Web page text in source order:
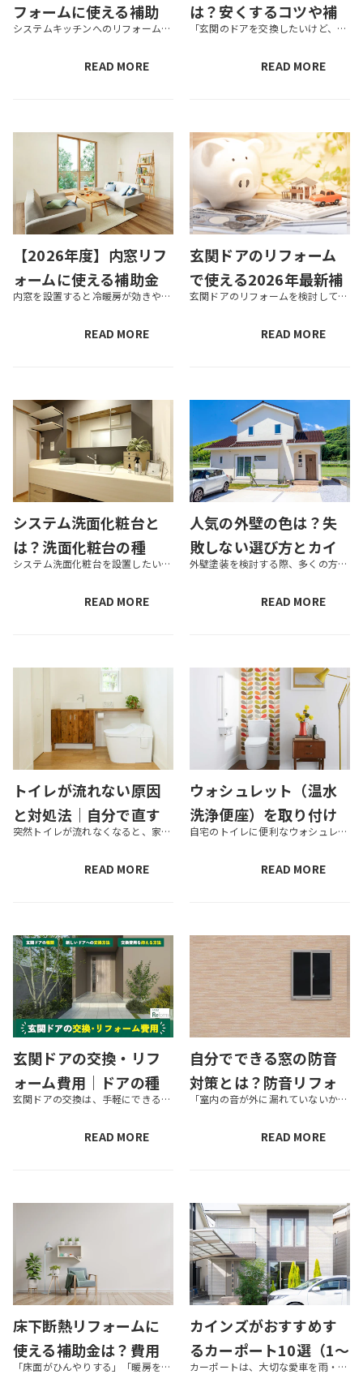
フォームに使える補助
金は？要件や注意点をシステムキッチンへのリフォームを検討しているけれど、費用面が気になるという方も多いでしょう。そこで便利なのが、国や自治体の補助金制度です。 この記事では、システムキッチンのリフォームに使える補助金の対象や要件、補助金を利...
READ MORE
は？安くするコツや補
助金制度を解説
「玄関のドアを交換したいけど、いくらかかるの？」 この記事にたどりついたあなたは、このような疑問を抱えていいませんか？ 「玄関のドア」と一口に言ってもさまざまな種類があり、費用はドアタイプやサイズによって異なります。また...
READ MORE
【2026年度】内窓リフ
ォームに使える補助金
一覧｜お得に施工する内窓を設置すると冷暖房が効きやすくなるうえ、リフォームも簡単に行えるため、近年注目を集めています。国の補助金も充実しているため、お得にリフォームできることも嬉しいポイントです。今回は、内窓リフォームに使える国の補助金につ...
READ MORE
玄関ドアのリフォーム
で使える2026年最新補
助金まとめ｜対象条件
や金額、申請時の注意
玄関ドアのリフォームを検討している方にとって、費用や選ぶべきドアの性能と並んで気になるのが「補助金の活用」ではいないでしょうか。現在、国や自治体では、省エネ性やバリアフリー性能の向上を目的とした住宅リフォームに対し、複数...
READ MORE
システム洗面化粧台と
は？洗面化粧台の種
類・メリット・デメリ
ットと選び方のポイン
システム洗面化粧台を設置したいと考えていても、選び方がわからず迷う方もいるでしょう。 洗面化粧台には、パーツがセットになったユニットタイプや、組み合わせを自由に選べるシステムタイプなどがあり、それぞれ特徴やメリット・デメ...
READ MORE
人気の外壁の色は？失
敗しない選び方とカイ
ンズ事例をご紹介
外壁塗装を検討する際、多くの方が頭を抱えるのが色選びです。一度塗ったら10年以上はその色で過ごすことになるため、「イメージと違ったらどうしよう」「近所で浮いてしまわないだろうか」と不安になる方も多いでしょう。 外壁の色は...
READ MORE
トイレが流れない原因
と対処法｜自分で直す
手順と業者依頼の判断突然トイレが流れなくなると、家庭でも店舗でも衛生面・営業面の不安が一気に高まってしまいますよね。しかし、焦ってそのまま何度も流そうとすると、かえって溢れや逆流につながりかねません。 トイレが流れないトラブルは、大きく「つ...
READ MORE
ウォシュレット（温水
洗浄便座）を取り付け
るなら自分でDIY？それ
とも業者に依頼？取り
自宅のトイレに便利なウォシュレット（温水洗浄便座）を取り付けたいけれど、自分でDIYできるのか、それとも業者に依頼した方がいいのか、お悩みの方も多いでしょう。自分で取り付けるなら、自宅のトイレはウォシュレットが設置できる...
READ MORE
玄関ドアの交換・リフ
ォーム費用｜ドアの種
類や交換方法、補助金玄関ドアの交換は、手軽にできるものから大がかりなものまであります。施工日数に差があるだけでなく、費用面でも違いが出てきます。玄関は、家の顔とも言われる場所であるため、しっかり吟味して選ぶようにしましょう。この記事では、ド...
READ MORE
自分でできる窓の防音
対策とは？防音リフォ
ーム方法も紹介
「室内の音が外に漏れていないか気になる」「外の騒音が気になるから対策が知りたい」このようなお悩みから、窓の防音対策を検討している方も多いのではないでしょうか？ 窓の防音対策をすることで、室内からの音漏れや外部の騒音が軽減...
READ MORE
床下断熱リフォームに
使える補助金は？費用
を左右するポイントも「床面がひんやりする」「暖房をつけていても足元が寒い」など床からの冷気でお困りの場合は、床下断熱リフォームを行いましょう。床下断熱リフォームを対象にした補助金制度があるため、期間内に申請・施工をすると通常よりも安くリフォ...
カインズがおすすめす
るカーポート10選（1〜
2台用）
カーポートは、大切な愛車を雨・雪・風・太陽光などから守るエクステリアです。商品によって機能性はさまざまで、降雪量の多いエリアに向いているものもあれば、台風が上陸しやすい温暖なエリアに向いているものもあります。また、カーポ...